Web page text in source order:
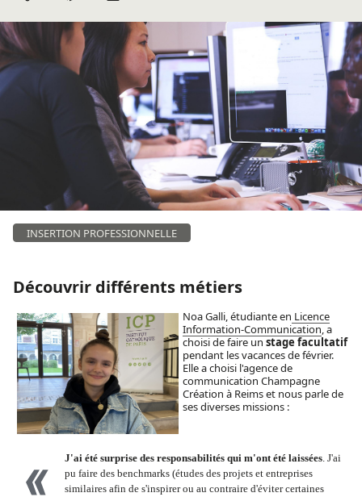
INSERTION PROFESSIONNELLE
Découvrir différents métiers
Noa Galli, étudiante en Licence
Information-Communication, a
choisi de faire un stage facultatif
pendant les vacances de février.
Elle a choisi l'agence de
communication Champagne
Création à Reims et nous parle de
ses diverses missions :
J'ai été surprise des responsabilités qui m'ont été laissées. J'ai
pu faire des benchmarks (études des projets et entreprises
similaires afin de s'inspirer ou au contraire d'éviter certaines